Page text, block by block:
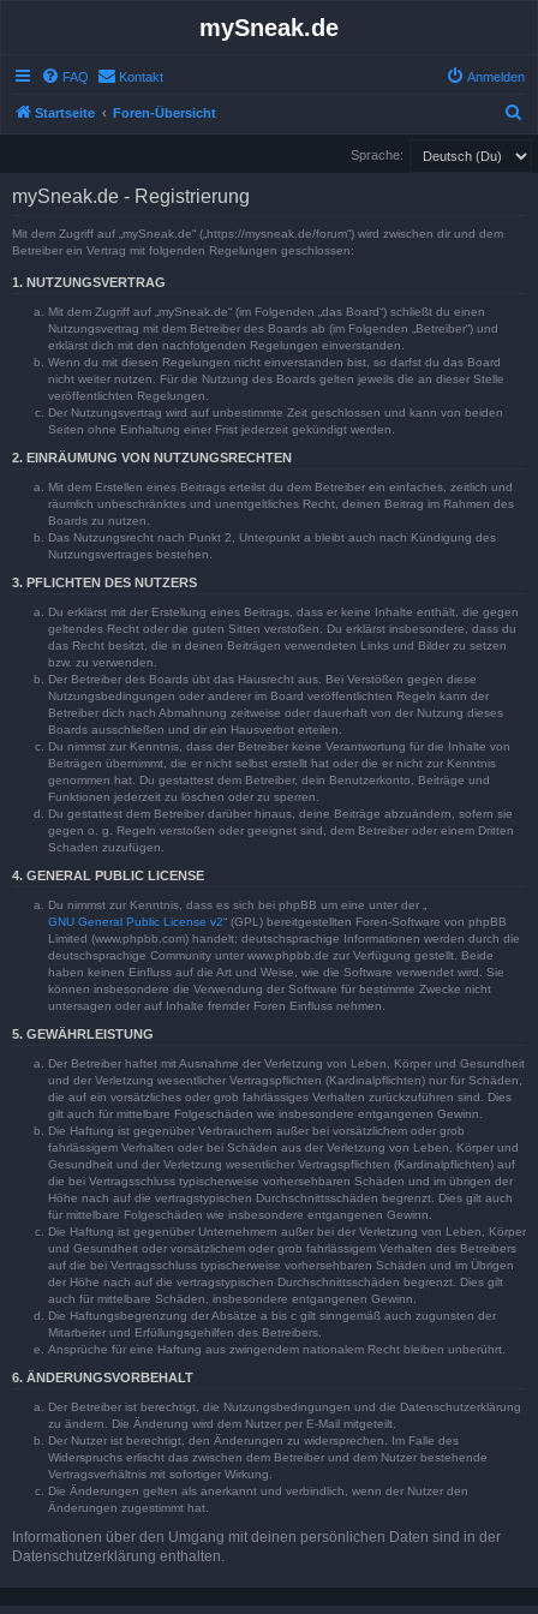
mySneak.de
FAQ Kontakt Anmelden
Startseite Foren-Übersicht
Sprache:
mySneak.de - Registrierung
Mit dem Zugriff auf „mySneak.de“ („https://mysneak.de/forum“) wird zwischen dir und dem
Betreiber ein Vertrag mit folgenden Regelungen geschlossen:
1. NUTZUNGSVERTRAG
Mit dem Zugriff auf „mySneak.de“ (im Folgenden „das Board“) schließt du einen
Nutzungsvertrag mit dem Betreiber des Boards ab (im Folgenden „Betreiber“) und
erklärst dich mit den nachfolgenden Regelungen einverstanden.
Wenn du mit diesen Regelungen nicht einverstanden bist, so darfst du das Board
nicht weiter nutzen. Für die Nutzung des Boards gelten jeweils die an dieser Stelle
veröffentlichten Regelungen.
Der Nutzungsvertrag wird auf unbestimmte Zeit geschlossen und kann von beiden
Seiten ohne Einhaltung einer Frist jederzeit gekündigt werden.
2. EINRÄUMUNG VON NUTZUNGSRECHTEN
Mit dem Erstellen eines Beitrags erteilst du dem Betreiber ein einfaches, zeitlich und
räumlich unbeschränktes und unentgeltliches Recht, deinen Beitrag im Rahmen des
Boards zu nutzen.
Das Nutzungsrecht nach Punkt 2, Unterpunkt a bleibt auch nach Kündigung des
Nutzungsvertrages bestehen.
3. PFLICHTEN DES NUTZERS
Du erklärst mit der Erstellung eines Beitrags, dass er keine Inhalte enthält, die gegen
geltendes Recht oder die guten Sitten verstoßen. Du erklärst insbesondere, dass du
das Recht besitzt, die in deinen Beiträgen verwendeten Links und Bilder zu setzen
bzw. zu verwenden.
Der Betreiber des Boards übt das Hausrecht aus. Bei Verstößen gegen diese
Nutzungsbedingungen oder anderer im Board veröffentlichten Regeln kann der
Betreiber dich nach Abmahnung zeitweise oder dauerhaft von der Nutzung dieses
Boards ausschließen und dir ein Hausverbot erteilen.
Du nimmst zur Kenntnis, dass der Betreiber keine Verantwortung für die Inhalte von
Beiträgen übernimmt, die er nicht selbst erstellt hat oder die er nicht zur Kenntnis
genommen hat. Du gestattest dem Betreiber, dein Benutzerkonto, Beiträge und
Funktionen jederzeit zu löschen oder zu sperren.
Du gestattest dem Betreiber darüber hinaus, deine Beiträge abzuändern, sofern sie
gegen o. g. Regeln verstoßen oder geeignet sind, dem Betreiber oder einem Dritten
Schaden zuzufügen.
4. GENERAL PUBLIC LICENSE
Du nimmst zur Kenntnis, dass es sich bei phpBB um eine unter der „
GNU General Public License v2“ (GPL) bereitgestellten Foren-Software von phpBB
Limited (www.phpbb.com) handelt; deutschsprachige Informationen werden durch die
deutschsprachige Community unter www.phpbb.de zur Verfügung gestellt. Beide
haben keinen Einfluss auf die Art und Weise, wie die Software verwendet wird. Sie
können insbesondere die Verwendung der Software für bestimmte Zwecke nicht
untersagen oder auf Inhalte fremder Foren Einfluss nehmen.
5. GEWÄHRLEISTUNG
Der Betreiber haftet mit Ausnahme der Verletzung von Leben, Körper und Gesundheit
und der Verletzung wesentlicher Vertragspflichten (Kardinalpflichten) nur für Schäden,
die auf ein vorsätzliches oder grob fahrlässiges Verhalten zurückzuführen sind. Dies
gilt auch für mittelbare Folgeschäden wie insbesondere entgangenen Gewinn.
Die Haftung ist gegenüber Verbrauchern außer bei vorsätzlichem oder grob
fahrlässigem Verhalten oder bei Schäden aus der Verletzung von Leben, Körper und
Gesundheit und der Verletzung wesentlicher Vertragspflichten (Kardinalpflichten) auf
die bei Vertragsschluss typischerweise vorhersehbaren Schäden und im übrigen der
Höhe nach auf die vertragstypischen Durchschnittsschäden begrenzt. Dies gilt auch
für mittelbare Folgeschäden wie insbesondere entgangenen Gewinn.
Die Haftung ist gegenüber Unternehmern außer bei der Verletzung von Leben, Körper
und Gesundheit oder vorsätzlichem oder grob fahrlässigem Verhalten des Betreibers
auf die bei Vertragsschluss typischerweise vorhersehbaren Schäden und im Übrigen
der Höhe nach auf die vertragstypischen Durchschnittsschäden begrenzt. Dies gilt
auch für mittelbare Schäden, insbesondere entgangenen Gewinn.
Die Haftungsbegrenzung der Absätze a bis c gilt sinngemäß auch zugunsten der
Mitarbeiter und Erfüllungsgehilfen des Betreibers.
Ansprüche für eine Haftung aus zwingendem nationalem Recht bleiben unberührt.
6. ÄNDERUNGSVORBEHALT
Der Betreiber ist berechtigt, die Nutzungsbedingungen und die Datenschutzerklärung
zu ändern. Die Änderung wird dem Nutzer per E-Mail mitgeteilt.
Der Nutzer ist berechtigt, den Änderungen zu widersprechen. Im Falle des
Widerspruchs erlischt das zwischen dem Betreiber und dem Nutzer bestehende
Vertragsverhältnis mit sofortiger Wirkung.
Die Änderungen gelten als anerkannt und verbindlich, wenn der Nutzer den
Änderungen zugestimmt hat.
Informationen über den Umgang mit deinen persönlichen Daten sind in der
Datenschutzerklärung enthalten.